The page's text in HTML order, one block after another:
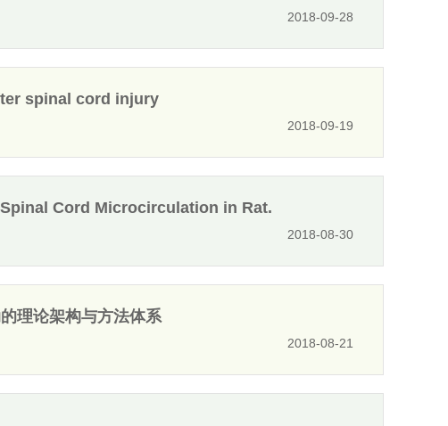
2018-09-28
spinal cord injury
2018-09-19
Cord Microcirculation in Rat.
2018-08-30
理论架构与方法体系
2018-08-21